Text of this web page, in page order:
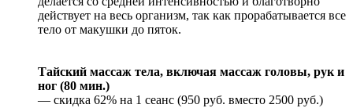
действует на весь организм, так как прорабатывается все
тело от макушки до пяток.
Тайский массаж тела, включая массаж головы, рук и
ног (80 мин.)
— скидка 62% на 1 сеанс (950 руб. вместо 2500 руб.)